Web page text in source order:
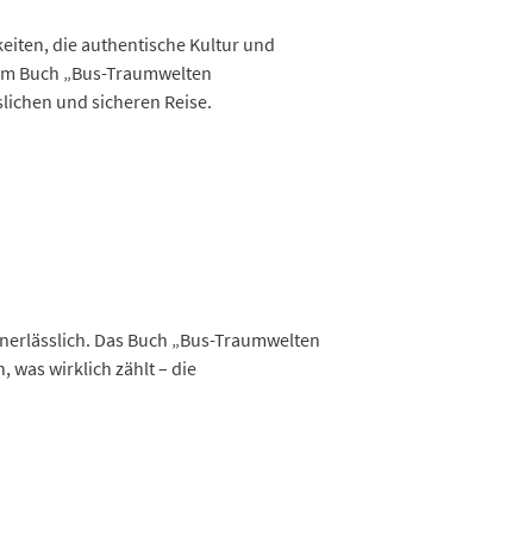
die authentische Kultur und
Buch „Bus-Traumwelten
und sicheren Reise.
Das Buch „Bus-Traumwelten
was wirklich zählt – die